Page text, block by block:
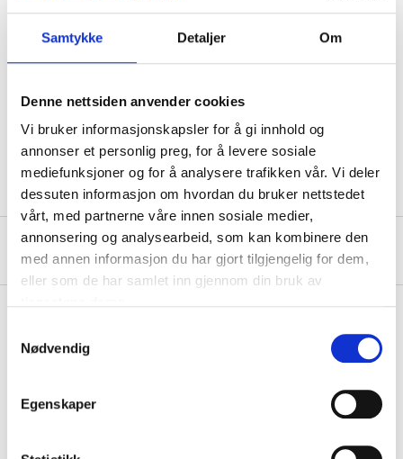
Samtykke Detaljer Om
Denne nettsiden anvender cookies
Vi bruker informasjonskapsler for å gi innhold og
annonser et personlig preg, for å levere sosiale
mediefunksjoner og for å analysere trafikken vår. Vi deler
dessuten informasjon om hvordan du bruker nettstedet
vårt, med partnerne våre innen sosiale medier,
annonsering og analysearbeid, som kan kombinere den
med annen informasjon du har gjort tilgjengelig for dem,
eller som de har samlet inn gjennom din bruk av
Nødvendig
Egenskaper
Technical specifications
Hardness
35 ±5 HRC
About the manufacturer